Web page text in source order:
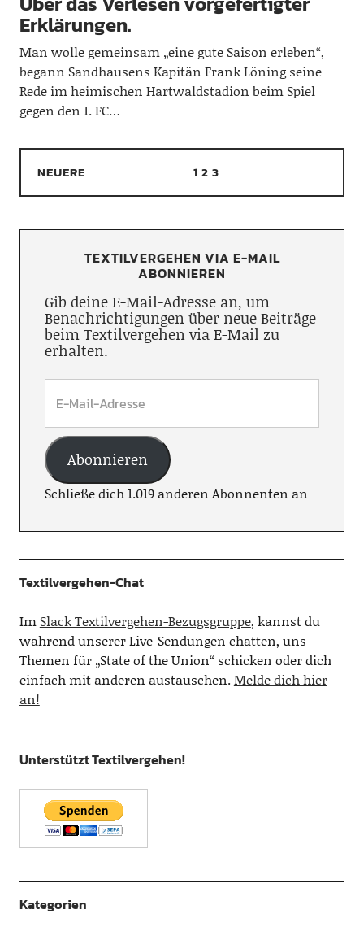
Erklärungen.
Man wolle gemeinsam „eine gute Saison erleben“,
begann Sandhausens Kapitän Frank Löning seine
Rede im heimischen Hartwaldstadion beim Spiel
gegen den 1. FC…
NEUERE 1 2 3
TEXTILVERGEHEN VIA E-MAIL
ABONNIEREN
Gib deine E-Mail-Adresse an, um
Benachrichtigungen über neue Beiträge
beim Textilvergehen via E-Mail zu
erhalten.
Abonnieren
Schließe dich 1.019 anderen Abonnenten an
Textilvergehen-Chat
Im Slack Textilvergehen-Bezugsgruppe, kannst du
während unserer Live-Sendungen chatten, uns
Themen für „State of the Union“ schicken oder dich
einfach mit anderen austauschen.Melde dich hier
an!
Unterstützt Textilvergehen!
Kategorien